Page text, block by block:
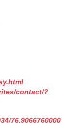
contact/?
76.9066760000